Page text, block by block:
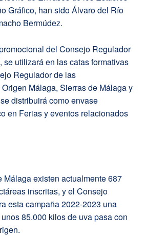
Gráfico, han sido Álvaro del Río
Bermúdez.
del Consejo Regulador
se utilizará en las catas formativas
Regulador de las
Málaga, Sierras de Málaga y
distribuirá como envase
en Ferias y eventos relacionados
Málaga existen actualmente 687
inscritas, y el Consejo
esta campaña 2022-2023 una
85.000 kilos de uva pasa con